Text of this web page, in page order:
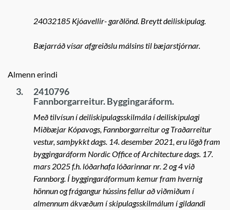
24032185 Kjóavellir- garðlönd. Breytt deiliskipulag.
Bæjarráð vísar afgreiðslu málsins til bæjarstjórnar.
Almenn erindi
3.
2410796
Fannborgarreitur. Byggingaráform.
Með tilvísun í deiliskipulagsskilmála í deiliskipulagi
Miðbæjar Kópavogs, Fannborgarreitur og Traðarreitur
vestur, samþykkt dags. 14. desember 2021, eru lögð fram
byggingaráform Nordic Office of Architecture dags. 17.
mars 2025 f.h. lóðarhafa lóðarinnar nr. 2 og 4 við
Fannborg. Í byggingaráformum kemur fram hvernig
hönnun og frágangur hússins fellur að viðmiðum í
almennum ákvæðum í skipulagsskilmálum í gildandi